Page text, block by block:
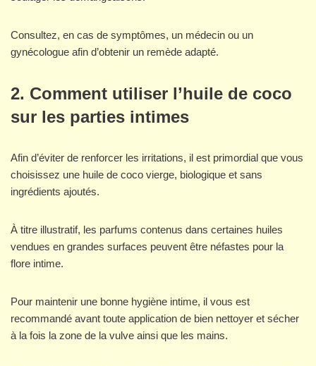
Consultez, en cas de symptômes, un médecin ou un
gynécologue afin d’obtenir un remède adapté.
2. Comment utiliser l’huile de coco
sur les parties intimes
Afin d’éviter de renforcer les irritations, il est primordial que vous
choisissez une huile de coco vierge, biologique et sans
ingrédients ajoutés.
À titre illustratif, les parfums contenus dans certaines huiles
vendues en grandes surfaces peuvent être néfastes pour la
flore intime.
Pour maintenir une bonne hygiène intime, il vous est
recommandé avant toute application de bien nettoyer et sécher
à la fois la zone de la vulve ainsi que les mains.